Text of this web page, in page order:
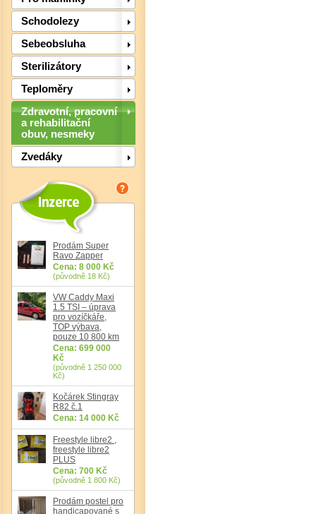
Schodolezy
Sebeobsluha
Sterilizátory
Teploměry
Zdravotní, pracovní
a rehabilitační
obuv, nesmeky
Zvedáky
Prodám Super
Ravo Zapper
Cena: 8 000 Kč
(původně 18 Kč)
VW Caddy Maxi
1.5 TSI – úprava
pro vozíčkáře,
TOP výbava,
pouze 10 800 km
Cena: 699 000
Kč
(původně 1 250 000
Kč)
Kočárek Stingray
R82 č.1
Cena: 14 000 Kč
Freestyle libre2 ,
freestyle libre2
PLUS
Cena: 700 Kč
(původně 1 800 Kč)
Prodám postel pro
handicapované s